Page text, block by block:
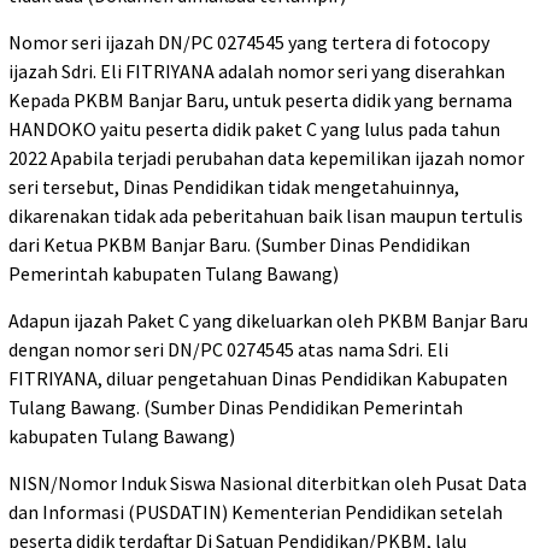
Nomor seri ijazah DN/PC 0274545 yang tertera di fotocopy
ijazah Sdri. Eli FITRIYANA adalah nomor seri yang diserahkan
Kepada PKBM Banjar Baru, untuk peserta didik yang bernama
HANDOKO yaitu peserta didik paket C yang lulus pada tahun
2022 Apabila terjadi perubahan data kepemilikan ijazah nomor
seri tersebut, Dinas Pendidikan tidak mengetahuinnya,
dikarenakan tidak ada peberitahuan baik lisan maupun tertulis
dari Ketua PKBM Banjar Baru. (Sumber Dinas Pendidikan
Pemerintah kabupaten Tulang Bawang)
Adapun ijazah Paket C yang dikeluarkan oleh PKBM Banjar Baru
dengan nomor seri DN/PC 0274545 atas nama Sdri. Eli
FITRIYANA, diluar pengetahuan Dinas Pendidikan Kabupaten
Tulang Bawang. (Sumber Dinas Pendidikan Pemerintah
kabupaten Tulang Bawang)
NISN/Nomor Induk Siswa Nasional diterbitkan oleh Pusat Data
dan Informasi (PUSDATIN) Kementerian Pendidikan setelah
peserta didik terdaftar Di Satuan Pendidikan/PKBM, lalu